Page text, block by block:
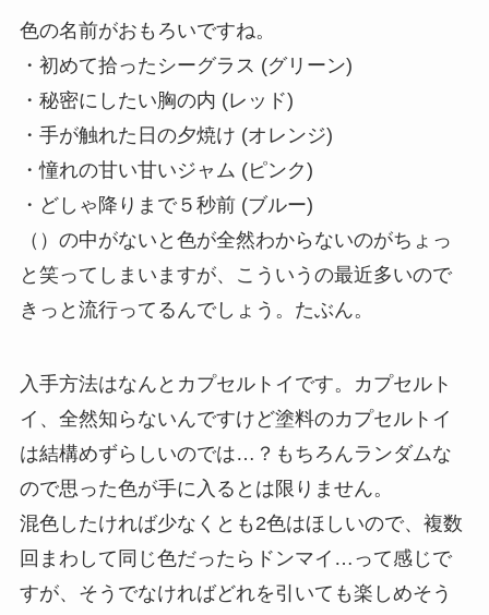
色の名前がおもろいですね。
・初めて拾ったシーグラス (グリーン)
・秘密にしたい胸の内 (レッド)
・手が触れた日の夕焼け (オレンジ)
・憧れの甘い甘いジャム (ピンク)
・どしゃ降りまで５秒前 (ブルー)
（）の中がないと色が全然わからないのがちょっ
と笑ってしまいますが、こういうの最近多いので
きっと流行ってるんでしょう。たぶん。
入手方法はなんとカプセルトイです。カプセルト
イ、全然知らないんですけど塗料のカプセルトイ
は結構めずらしいのでは…？もちろんランダムな
ので思った色が手に入るとは限りません。
混色したければ少なくとも2色はほしいので、複数
回まわして同じ色だったらドンマイ…って感じで
すが、そうでなければどれを引いても楽しめそう